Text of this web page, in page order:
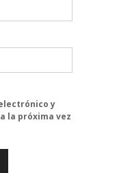
y
la próxima vez